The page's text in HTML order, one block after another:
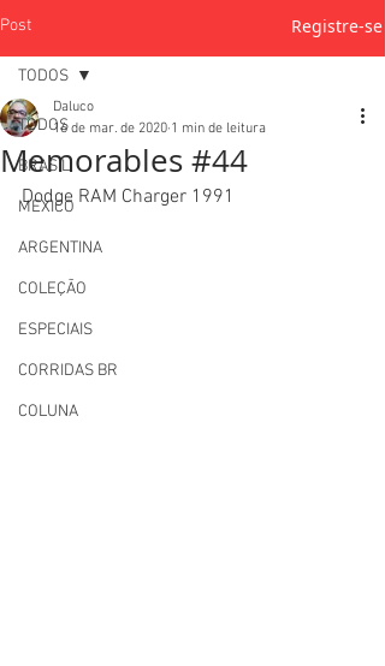
Post Registre-se
TODOS
BRASIL
MEXICO
ARGENTINA
COLEÇÃO
ESPECIAIS
CORRIDAS BR
COLUNA
TODOS
Memorables #44
Daluco
16 de mar. de 2020 1 min de leitura
Dodge RAM Charger 1991